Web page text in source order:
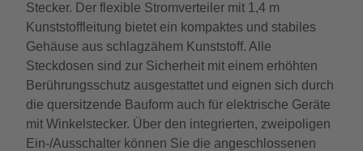
Stecker. Der flexible Stromverteiler mit 1,4 m
Kunststoffleitung bietet ein kompaktes und stabiles
Gehäuse aus schlagzähem Kunststoff. Alle
Steckdosen sind zur Sicherheit mit einem erhöhten
Berührungsschutz ausgestattet und eignen sich durch
die quersitzende Bauform auch für elektrische Geräte
mit Winkelstecker. Über den integrierten, zweipoligen
Ein-/Ausschalter können Sie die angeschlossenen